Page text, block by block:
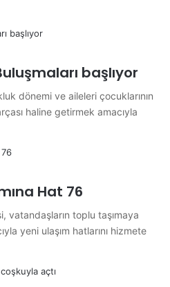
başlıyor
dönemi ve aileleri çocuklarının
haline getirmek amacıyla
Hat 76
vatandaşların toplu taşımaya
yeni ulaşım hatlarını hizmete